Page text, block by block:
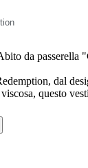
da passerella
dal
questo
“The Summer of
con un forte
o shooting